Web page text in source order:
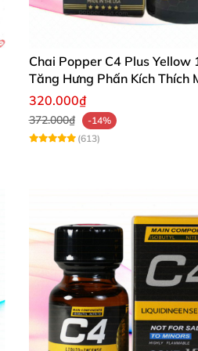
rồi tiếp tục với bên mũi
Chai Popper C4 Plus Yellow
Tăng Hưng Phấn Kích Thích
320.000₫
372.000₫
-14%
(613)